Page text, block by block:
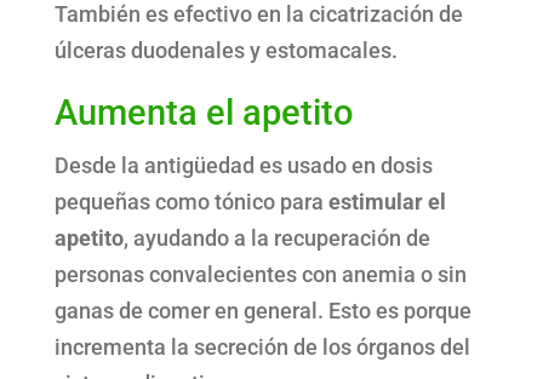
También es efectivo en la cicatrización de
úlceras duodenales y estomacales.
Aumenta el apetito
Desde la antigüedad es usado en dosis
pequeñas como tónico para estimular el
apetito, ayudando a la recuperación de
personas convalecientes con anemia o sin
ganas de comer en general. Esto es porque
incrementa la secreción de los órganos del